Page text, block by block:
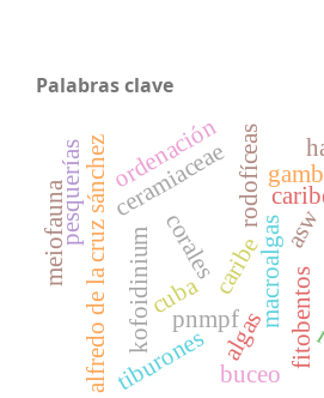
Palabras clave
caribe
ceramiaceae
macroalgas
rodofíceas
fitobentos
alfredo de la cruz sánchez cuba
algas
corales
pnmpf
tiburones
kofoidinium
pesquerías ordenación
asw
buceo
meiofauna